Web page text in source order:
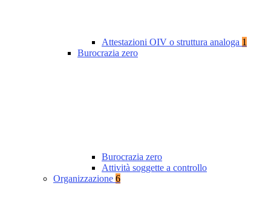
Attestazioni OIV o struttura analoga 1
Burocrazia zero
Burocrazia zero
Attività soggette a controllo
Organizzazione 6